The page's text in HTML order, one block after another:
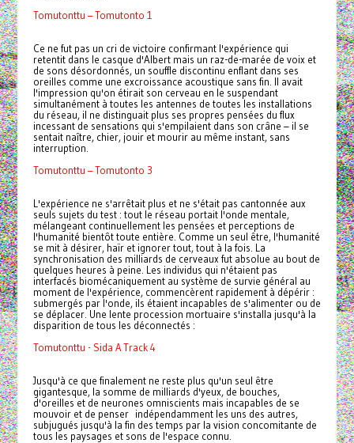
Tomutonttu – Tomutonto 1
Ce ne fut pas un cri de victoire confirmant l'expérience qui
retentit dans le casque d'Albert mais un raz-de-marée de voix et
de sons désordonnés, un souffle discontinu enflant dans ses
oreilles comme une excroissance acoustique sans fin. Il avait
l'impression qu'on étirait son cerveau en le suspendant
simultanément à toutes les antennes de toutes les installations
du réseau, il ne distinguait plus ses propres pensées du flux
incessant de sensations qui s'empilaient dans son crâne – il se
sentait naître, chier, jouir et mourir au même instant, sans
interruption.
Tomutonttu – Tomutonto 3
L'expérience ne s'arrêtait plus et ne s'était pas cantonnée aux
seuls sujets du test : tout le réseau portait l'onde mentale,
mélangeant continuellement les pensées et perceptions de
l'humanité bientôt toute entière. Comme un seul être, l'humanité
se mit à désirer, haïr et ignorer tout, tout à la fois. La
synchronisation des milliards de cerveaux fut absolue au bout de
quelques heures à peine. Les individus qui n'étaient pas
interfacés biomécaniquement au système de survie général au
moment de l'expérience, commencèrent rapidement à dépérir :
submergés par l'onde, ils étaient incapables de s'alimenter ou de
se déplacer. Une lente procession mortuaire s'installa jusqu'à la
disparition de tous les déconnectés :
Tomutonttu - Sida A Track 4
Jusqu'à ce que finalement ne reste plus qu'un seul être
gigantesque, la somme de milliards d'yeux, de bouches,
d'oreilles et de neurones omniscients mais incapables de se
mouvoir et de penser indépendamment les uns des autres,
subjugués jusqu'à la fin des temps par la vision concomitante de
tous les paysages et sons de l'espace connu.